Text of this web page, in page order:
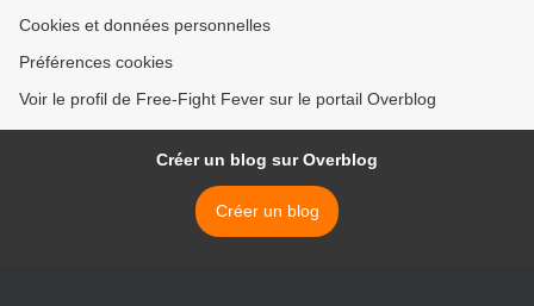
Cookies et données personnelles
Préférences cookies
Voir le profil de Free-Fight Fever sur le portail Overblog
Créer un blog sur Overblog
Créer un blog